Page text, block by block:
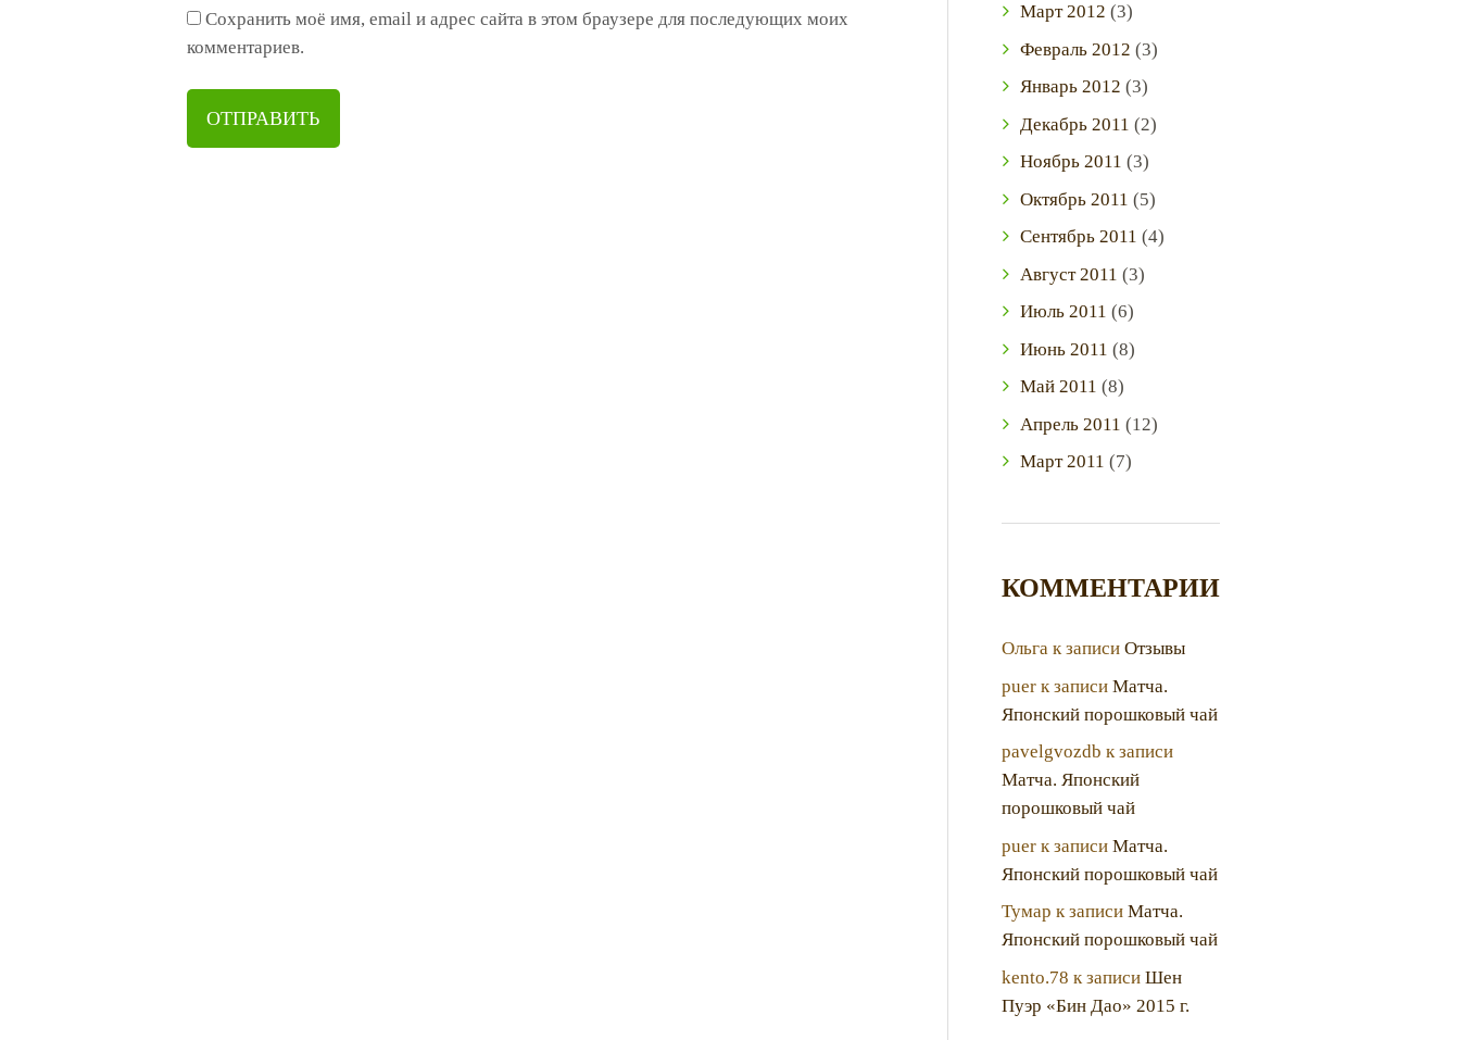
Сохранить моё имя, email и адрес сайта в этом браузере для последующих моих
комментариев.
Март2012 (3)
Февраль 2012 (3)
Январь 2012 (3)
Декабрь 2011 (2)
Ноябрь 2011 (3)
Октябрь 2011 (5)
Сентябрь 2011 (4)
Август 2011 (3)
Июль 2011 (6)
Июнь 2011 (8)
Май 2011 (8)
Апрель 2011 (12)
Март2011 (7)
КОММЕНТАРИИ
Ольгак записи Отзывы
puerк записи Матча.
Японский порошковый чай
pavelgvozdb к записи
Матча. Японский
порошковый чай
puerк записи Матча.
Японский порошковый чай
Тумар к записи Матча.
Японский порошковый чай
kento.78 к записи Шен
Пуэр «Бин Дао» 2015 г.